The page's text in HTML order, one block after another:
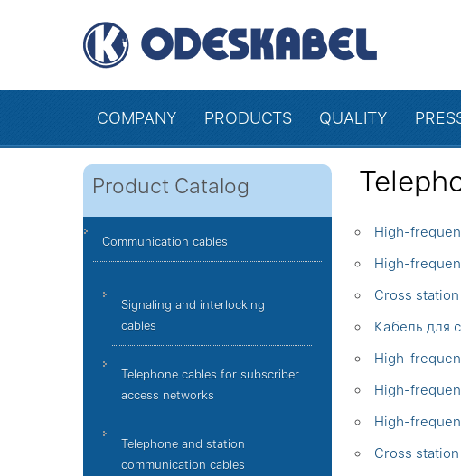
COMPANY PRODUCTS QUALITY
Product Catalog
Communication cables
Signaling and interlocking
cables
Telephone cables for subscriber
access networks
Telephone and station
communication cables
High-
High-
Cross
Кабель для
High-
High-
High-
Cross